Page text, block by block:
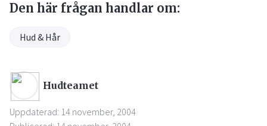
Den här frågan handlar om:
Hud & Hår
Hudteamet
Uppdaterad: 14 november, 2004